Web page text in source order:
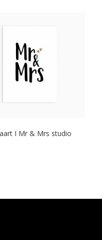
I Mr & Mrs studio